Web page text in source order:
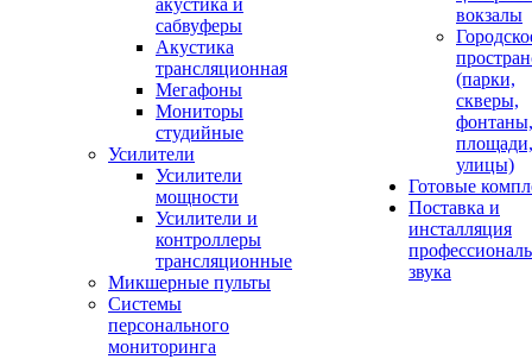
акустика и
сабвуферы
Акустика
трансляционная
Мегафоны
Мониторы
студийные
Усилители
Усилители
мощности
Усилители и
контроллеры
трансляционные
Микшерные пульты
Системы
персонального
мониторинга
вокзалы
(парки,
скверы,
фонтаны,
площади,
улицы)
Готовые
Поставка и
инсталляция
звука